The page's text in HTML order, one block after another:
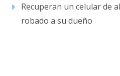
Recuperan un celular de
robado a su dueño